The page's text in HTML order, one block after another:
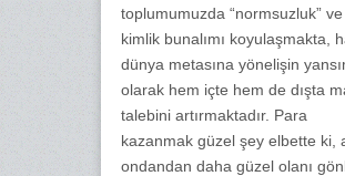
toplumumuzda “normsuzluk” ve
kimlik bunalımı koyulaşmakta,
dünya metasına yönelişin
olarak hem içte hem de dışta
talebini artırmaktadır. Para
kazanmak güzel şey elbette ki,
ondandan daha güzel olanı